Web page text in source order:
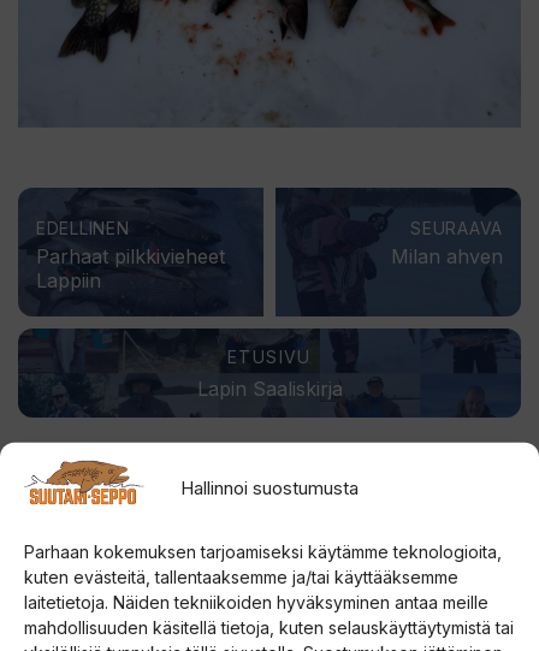
Hallinnoi suostumusta
Parhaan kokemuksen tarjoamiseksi käytämme teknologioita,
kuten evästeitä, tallentaaksemme ja/tai käyttääksemme
laitetietoja. Näiden tekniikoiden hyväksyminen antaa meille
mahdollisuuden käsitellä tietoja, kuten selauskäyttäytymistä tai
EDELLINEN
Parhaat pilkkivieheet
Lappiin
ETUSIVU
Lapin Saaliskirja
SEURAAVA
Milan ahven
LÄHETÄ SAALIISI - VOITA